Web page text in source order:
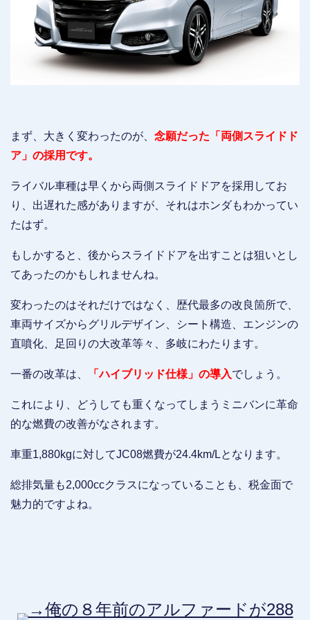
まず、大きく変わったのが、 念願だった「両側スライドド
ア」の採用です。
ライバル車種は早くから両側スライドドアを採用してお
り、出遅れた感がありますが、それはホンダもわかってい
たはず。
もしかすると、後からスライドドアを出すことは狙いとし
てあったのかもしれませんね。
変わったのはそれだけではなく、歴代最多の改良箇所で、
車両サイズからグリルデザイン、シート構造、エンジンの
直噴化、足回りの大改革等々、多岐にわたります。
一番の改革は、 「ハイブリッド仕様」の導入でしょう。
これにより、どうしても重くなってしまうミニバンに革命
的な燃費の改善がなされます。
車重1,880kgに対してJC08燃費が24.4km/Lとなります。
総排気量も2,000ccクラスになっていることも、税金面で
魅力的ですよね。
→俺の８年前のアルファードが288